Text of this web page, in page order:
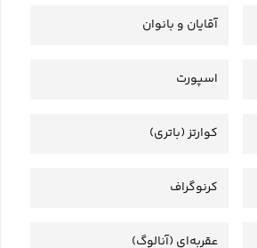
آقایان و بانوان
اسپورت
کوارتز (باتری)
کرنوگراف
عقربه‌ای (آنالوگ)